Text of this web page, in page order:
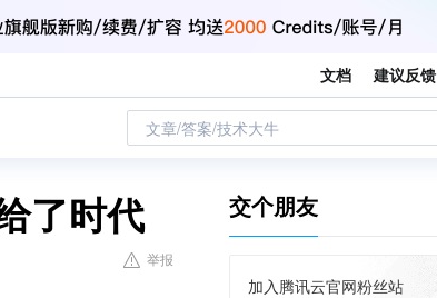
文档 建议反馈
文章/答案/技术大牛
了时代
举报
交个朋友
加入腾讯云官网粉丝站